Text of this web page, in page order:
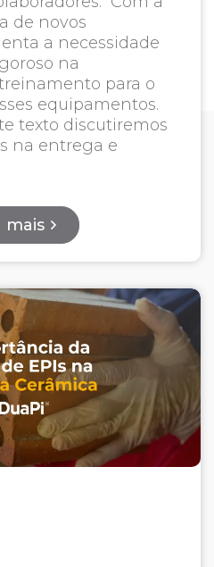
de novos
a necessidade
na
para o
equipamentos.
texto discutiremos
na entrega e
mais